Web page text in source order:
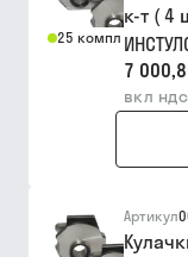
25 компл
к-т ( 4
7
вкл ндс
Артикул